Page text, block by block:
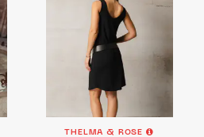
THELMA & ROSE